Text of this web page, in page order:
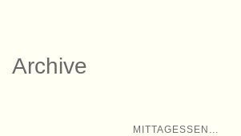
Archive
MITTAGESSEN